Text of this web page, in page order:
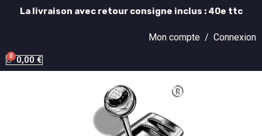
La livraison avec retour consigne inclus : 40e ttc
Mon compte / Connexion
0,00 €